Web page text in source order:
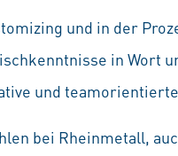
und in der
in Wort
und
bei Rheinmetall,